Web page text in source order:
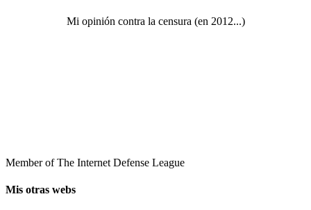
Mi opinión contra la censura (en 2012...)
Member of The Internet Defense League
Mis otras webs